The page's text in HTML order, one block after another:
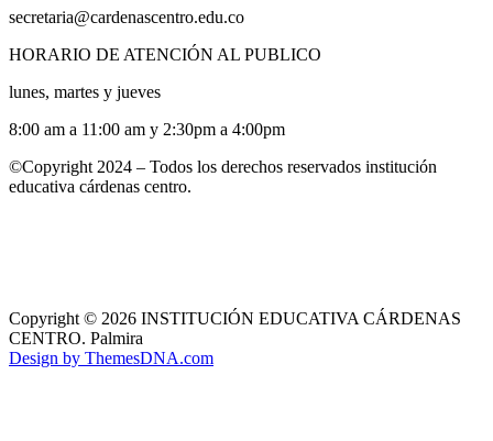
secretaria@cardenascentro.edu.co
HORARIO DE ATENCIÓN AL PUBLICO
lunes, martes y jueves
8:00 am a 11:00 am y 2:30pm a 4:00pm
©Copyright 2024 – Todos los derechos reservados institución
educativa cárdenas centro.
Copyright © 2026 INSTITUCIÓN EDUCATIVA CÁRDENAS
CENTRO. Palmira
Design by ThemesDNA.com